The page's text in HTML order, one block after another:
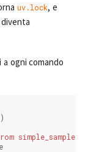
uv.lock, e
diventa
a ogni comando
simple_sample